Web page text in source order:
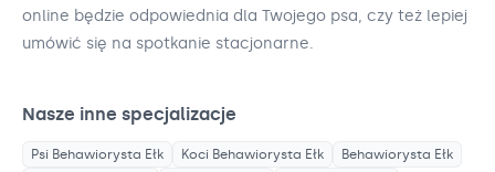
online będzie odpowiednia dla Twojego psa, czy też lepiej
umówić się na spotkanie stacjonarne.
Nasze inne specjalizacje
Psi Behawiorysta Ełk Koci Behawiorysta Ełk Behawiorysta Ełk